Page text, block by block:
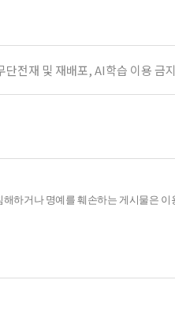
전재 및 재배포, AI학습 이용 금지